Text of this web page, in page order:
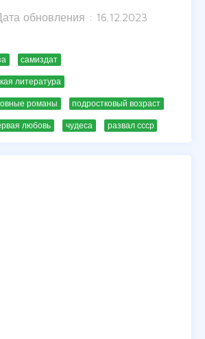
обновления : 16.12.2023
самиздат
литература
романы подростковый возраст
любовь чудеса развал ссср